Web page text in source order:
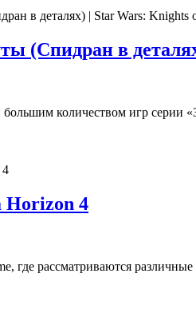
(Спидран в
количеством игр серии
Horizon 4
где рассматриваются